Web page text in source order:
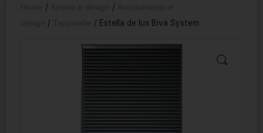
/ /
/ / Estella de lux Biva System